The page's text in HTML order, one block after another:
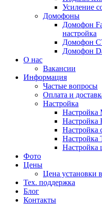
Усиление
Домофоны
Домофон
настройка
Домофон
Домофон
О нас
Вакансии
Информация
Частые вопросы
Оплата и
Настройка
Настройка
Настройка
Настройка
Фото
Цены
Цена установки
Тех. поддержка
Блог
Контакты